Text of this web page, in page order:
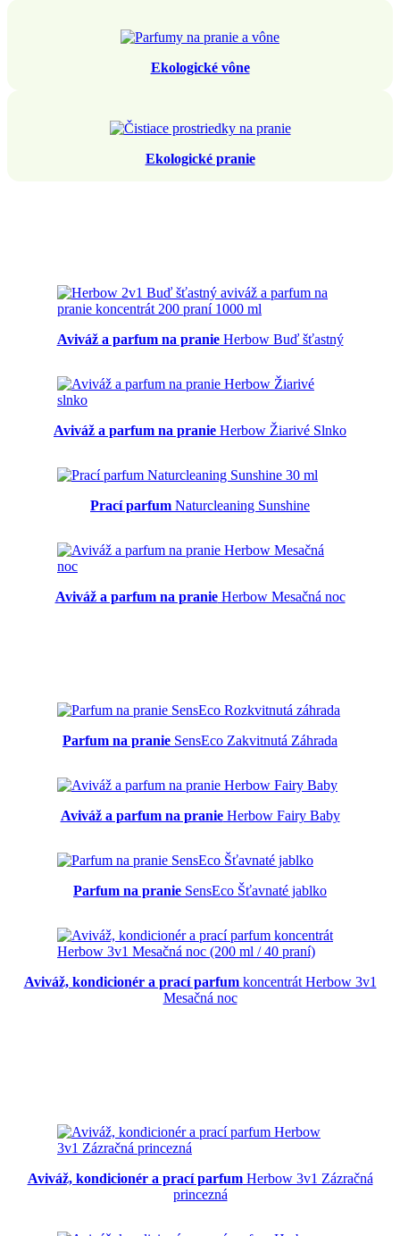
Ekologické vône
Ekologické pranie
Aviváž a parfum na pranieHerbow Buď šťastný
Aviváž a parfum na pranie Herbow Žiarivé Slnko
Prací parfum Naturcleaning Sunshine
Aviváž a parfum na pranieHerbow Mesačná noc
Parfum na pranie SensEco Zakvitnutá Záhrada
Aviváž a parfum na pranieHerbow Fairy Baby
Parfum na pranie SensEco Šťavnaté jablko
Aviváž, kondicionér a prací parfum koncentrát Herbow 3v1
Mesačná noc
Aviváž, kondicionér a prací parfumHerbow 3v1 Zázračná
princezná